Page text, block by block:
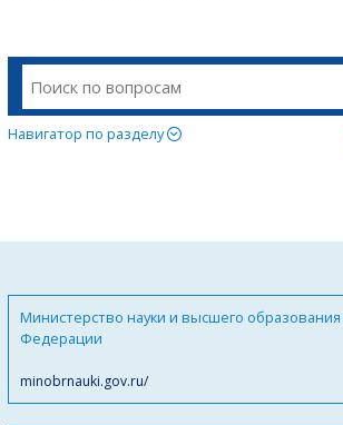
Навигатор по разделу
Министерство науки и высшего образования
Федерации
minobrnauki.gov.ru/